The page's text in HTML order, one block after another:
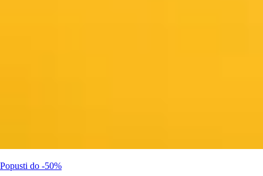
Popusti do -50%